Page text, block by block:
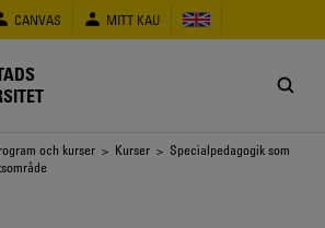
CANVAS MITT KAU
och kurser > Kurser > Specialpedagogik som